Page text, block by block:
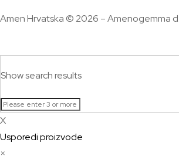
Amen Hrvatska © 2026 – Amenogemma
Show search results
X
Usporedi proizvode
×